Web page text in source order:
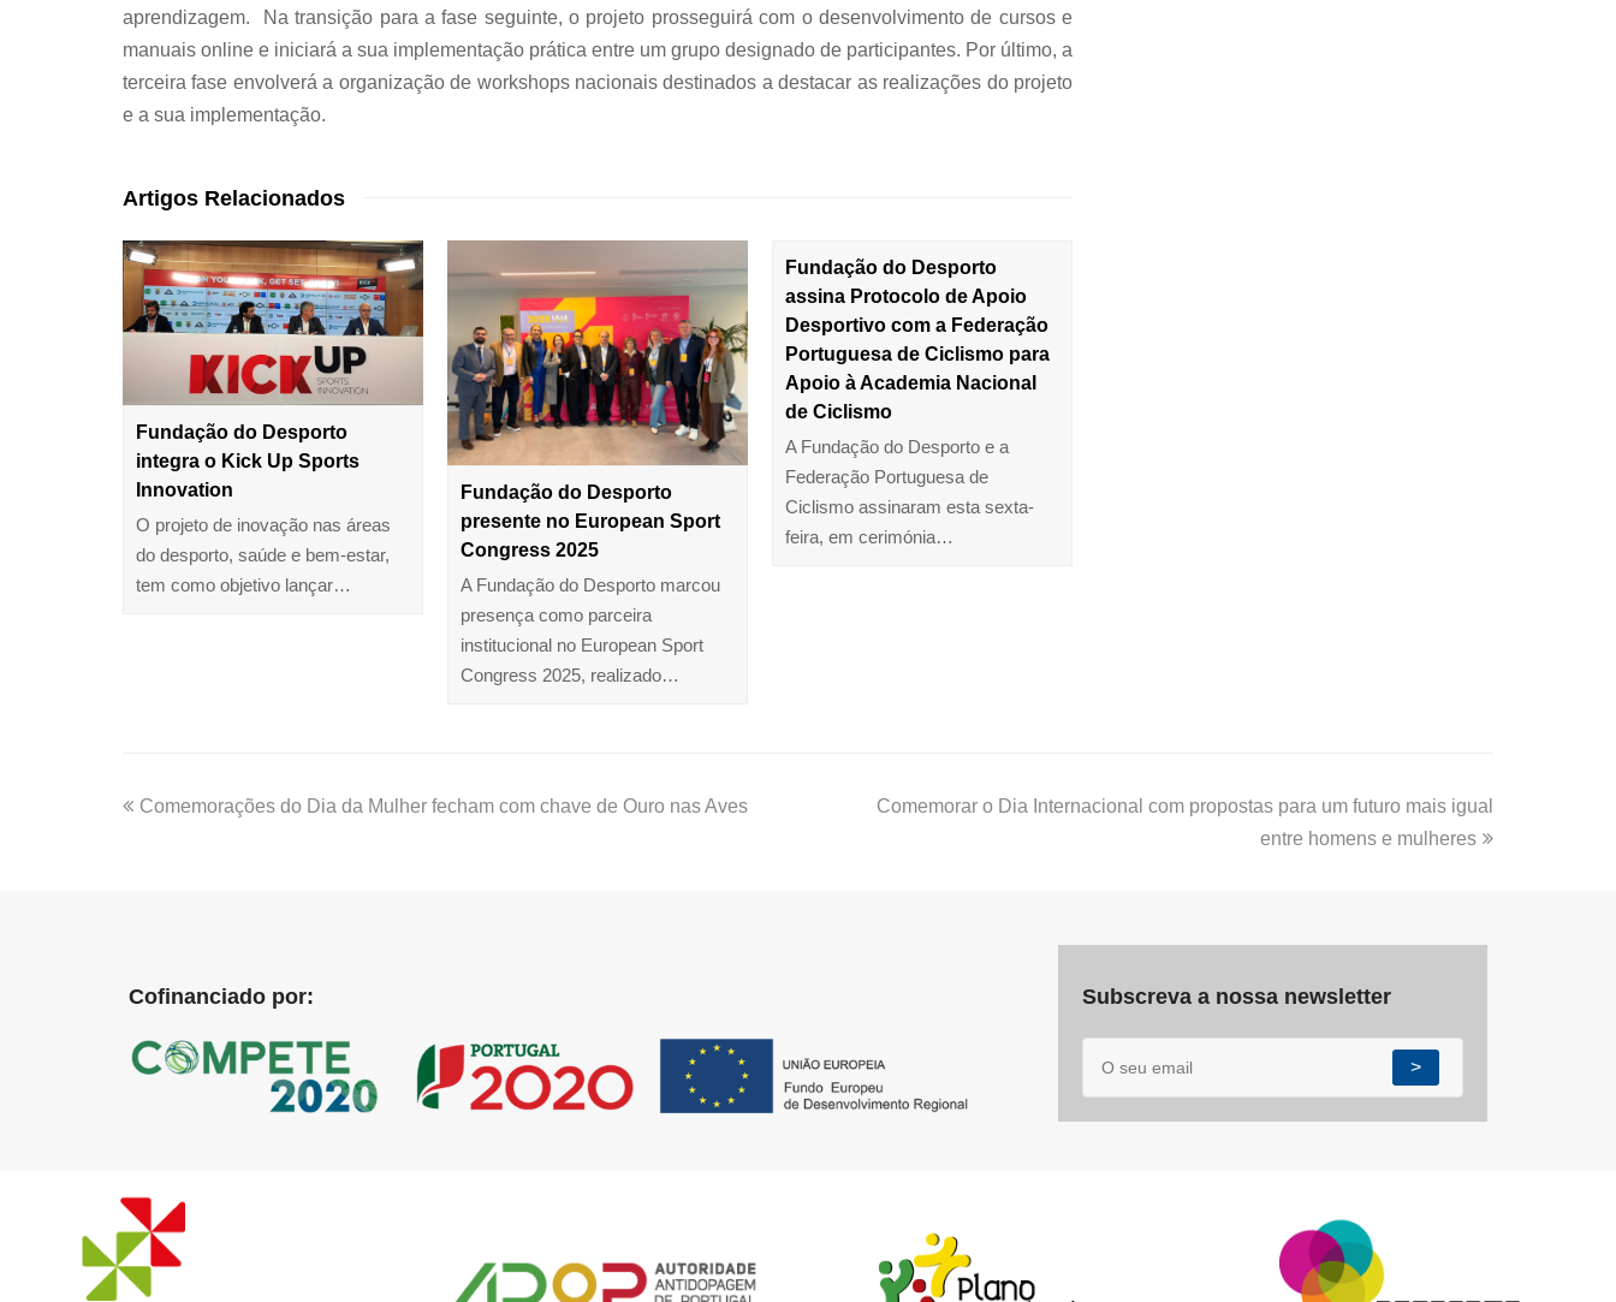
aprendizagem. Na transição para a fase seguinte, o projeto prosseguirá com o desenvolvimento de cursos e
manuais online e iniciará a sua implementação prática entre um grupo designado de participantes. Por último, a
terceira fase envolverá a organização de workshops nacionais destinados a destacar as realizações do projeto
e a sua implementação.
Artigos Relacionados
Fundação do Desporto
integra o Kick Up Sports
Innovation
O projeto de inovação nas áreas
do desporto, saúde e bem-estar,
tem como objetivo lançar…
Fundação do Desporto
presente no European Sport
Congress 2025
A Fundação do Desporto marcou
presença como parceira
institucional no European Sport
Congress 2025, realizado…
Fundação do Desporto
assina Protocolo de Apoio
Desportivo com a Federação
Portuguesa de Ciclismo para
Apoio à Academia Nacional
de Ciclismo
A Fundação do Desporto e a
Federação Portuguesa de
Ciclismo assinaram esta sexta-
feira, em cerimónia…
Comemorar o Dia Internacional com propostas para um futuro mais igual
entre homens e mulheres
Comemorações do Dia da Mulher fecham com chave de Ouro nas Aves
Cofinanciado por: Subscreva a nossa newsletter
>